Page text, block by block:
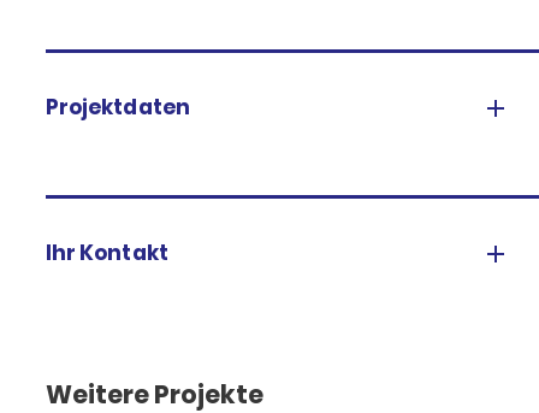
Projektdaten
Ihr Kontakt
Weitere Projekte